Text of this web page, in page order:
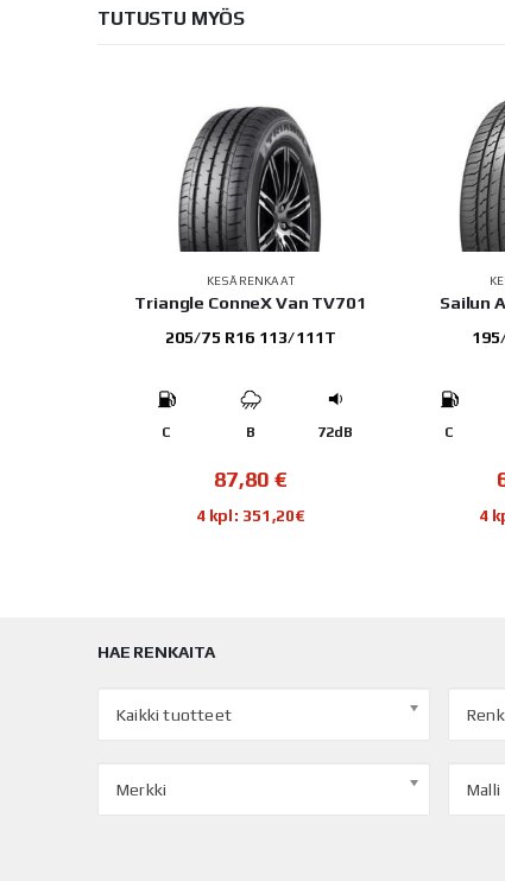
TUTUSTU MYÖS
KESÄRENKAAT
Triangle ConneX Van TV701
205/75 R16 113/111T
C B 72dB
87,80 €
4 kpl: 351,20€
Sailun
C
4
HAE RENKAITA
Kaikki tuotteet
Merkki Malli